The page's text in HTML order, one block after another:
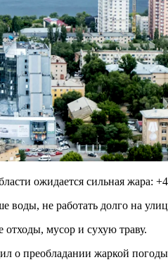
ожидается сильная жара:
не работать долго на
отходы, мусор и сухую траву.
о преобладании жаркой